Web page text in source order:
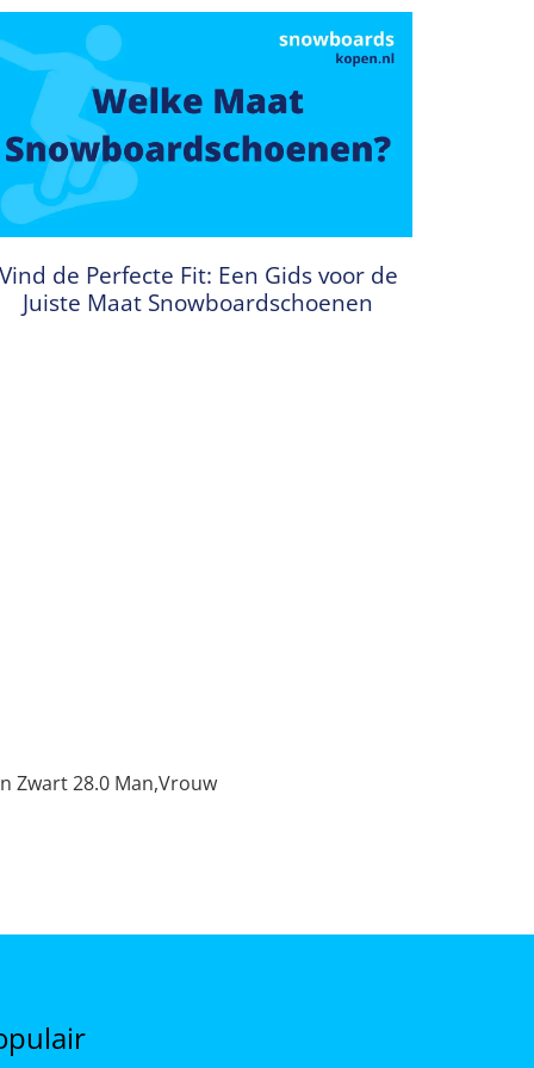
Vind de Perfecte Fit: Een Gids voor de
Juiste Maat Snowboardschoenen
Zwart 28.0 Man,Vrouw